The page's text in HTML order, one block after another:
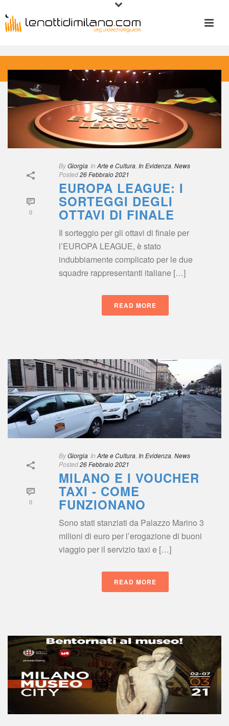
0
ByGiorgia In Arte e Cultura In Evidenza New
Posted26 Febbraio 2021
EUROPA LEAGUE: I
SORTEGGI DEGLI
OTTAVI DI FINALE
Il sorteggio per gli ottavi di finale per
l’EUROPA LEAGUE, è stato
indubbiamente complicato per le due
quadre rappresentanti italiane […]
READ MORE
0
ByGiorgia In Arte e Cultura In Evidenza New
Posted26 Febbraio 2021
MILANO E I VOUCHER
TAXI - COME
FUNZIONANO
Sono stati stanziati da Palazzo Marino 3
milioni di euro per l’erogazione di buoni
viaggio per il servizio taxi e […]
READ MORE